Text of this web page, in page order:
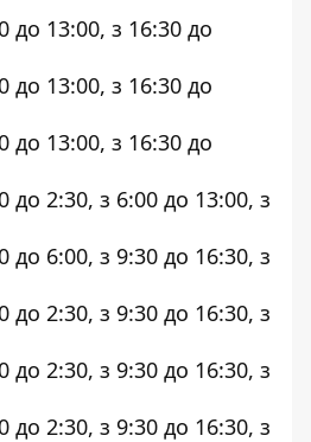
до 13:00, з 16:30 до
до 13:00, з 16:30 до
до 13:00, з 16:30 до
до 2:30, з 6:00 до 13:00, з
до 6:00, з 9:30 до 16:30, з
до 2:30, з 9:30 до 16:30, з
до 2:30, з 9:30 до 16:30, з
до 2:30, з 9:30 до 16:30, з